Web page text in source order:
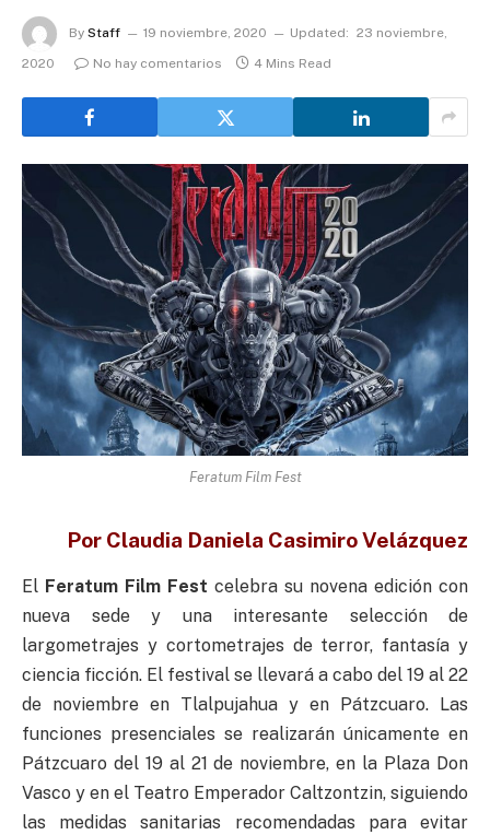
By Staff 19 noviembre, 2020 Updated: 23 noviembre,
2020
No hay comentarios 4 Mins Read
Feratum Film Fest
Por Claudia Daniela Casimiro Velázquez
El Feratum Film Fest celebra su novena edición con
nueva sede y una interesante selección de
largometrajes y cortometrajes de terror, fantasía y
ciencia ficción. El festival se llevará a cabo del 19 al 22
de noviembre en Tlalpujahua y en Pátzcuaro. Las
funciones presenciales se realizarán únicamente en
Pátzcuaro del 19 al 21 de noviembre, en la Plaza Don
Vasco y en el Teatro Emperador Caltzontzin, siguiendo
las medidas sanitarias recomendadas para evitar